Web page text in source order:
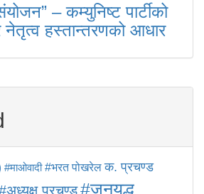
– कम्युनिष्ट पार्टीको
नेतृत्व हस्तान्तरणको आधार
#माओवादी #भरत पोखरेल क. प्रचण्ड
प्रचण्ड#जनयुद्ध